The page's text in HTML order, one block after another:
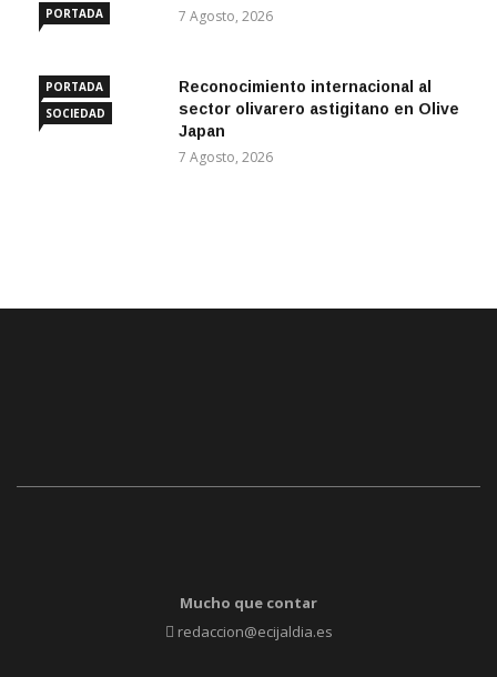
PORTADA
7 Agosto, 2026
PORTADA
SOCIEDAD
Reconocimiento internacional al
sector olivarero astigitano en Olive
Japan
7 Agosto, 2026
Mucho que contar
redaccion@ecijaldia.es